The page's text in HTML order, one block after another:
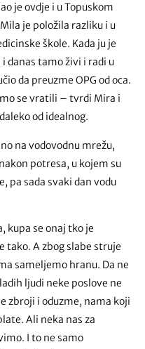
je ovdje i u Topuskom
je položila razliku i u
škole. Kada ju je
danas tamo živi i radi u
da preuzme OPG od oca.
se vratili – tvrdi Mira i
od idealnog.
na vodovodnu mrežu,
potresa, u kojem su
pa sada svaki dan vodu
kupa se onaj tko je
tako. A zbog slabe struje
sameljemo hranu. Da ne
ljudi neke poslove ne
zbroji i oduzme, nama koji
Ali neka nas za
I to ne samo